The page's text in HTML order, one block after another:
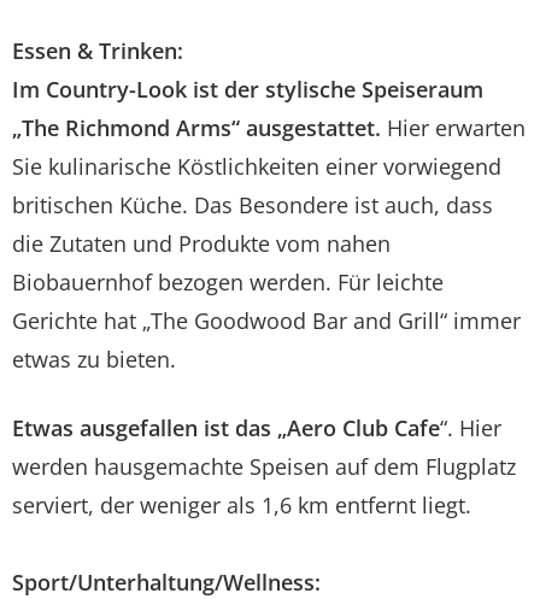
Essen & Trinken:
Im Country-Look ist der stylische Speiseraum
„The Richmond Arms“ ausgestattet. Hier erwarten
Sie kulinarische Köstlichkeiten einer vorwiegend
britischen Küche. Das Besondere ist auch, dass
die Zutaten und Produkte vom nahen
Biobauernhof bezogen werden. Für leichte
Gerichte hat „The Goodwood Bar and Grill“ immer
etwas zu bieten.
Etwas ausgefallen ist das „Aero Club Cafe“. Hier
werden hausgemachte Speisen auf dem Flugplatz
serviert, der weniger als 1,6 km entfernt liegt.
Sport/Unterhaltung/Wellness: